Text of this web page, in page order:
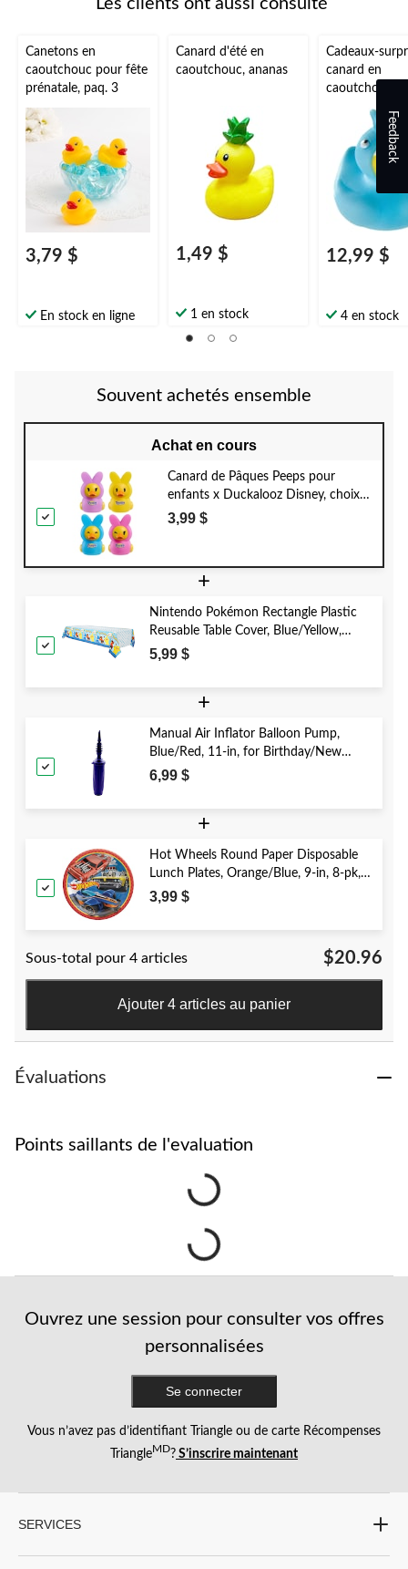
Les clients ont aussi consulté
Canetons en
caoutchouc pour fête
prénatale, paq. 3
3,79 $
En stock en ligne
Canard d'été en
caoutchouc, ananas
1,49 $
1 en stock
Cadeaux-
canard en
caoutchouc
costume de
12,99 $
4 en stock
Souvent achetés ensemble
Achat en cours
Canard de Pâques Peeps pour
enfants x Duckalooz Disney, choix
de couleurs, 2 ans et plus, jouet de
3,99 $
+
Nintendo Pokémon Rectangle Plastic
Reusable Table Cover, Blue/Yellow,
54x96-in, for Birthday Party
5,99 $
+
Manual Air Inflator Balloon Pump,
Blue/Red, 11-in, for Birthday/New
Year's Eve/Graduation/Baby
6,99 $
+
Hot Wheels Round Paper Disposable
Lunch Plates, Orange/Blue, 9-in, 8-pk,
for Birthday Party
3,99 $
Sous-total pour 4 articles $20.96
Ajouter 4 articles au panier
Évaluations
Points saillants de l'evaluation
Ouvrez une session pour consulter vos offres
personnalisées
Se connecter
Vous n’avez pas d’identifiant Triangle ou de carte Récompenses
TriangleMD? S’inscrire maintenant
SERVICES
Feedback